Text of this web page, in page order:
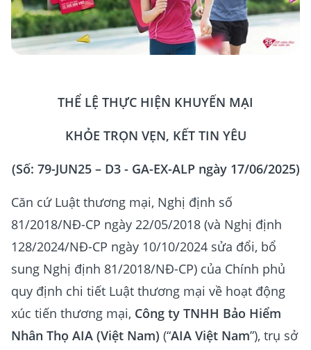
THỂ LỆ THỰC HIỆN KHUYẾN MẠI
KHỎE TRỌN VẸN, KẾT TIN YÊU
(Số: 79-JUN25 – D3 - GA-EX-ALP ngày 17/06/2025)
Căn cứ Luật thương mại, Nghị định số
81/2018/NĐ-CP ngày 22/05/2018 (và Nghị định
128/2024/NĐ-CP ngày 10/10/2024 sửa đổi, bổ
sung Nghị định 81/2018/NĐ-CP) của Chính phủ
quy định chi tiết Luật thương mại về hoạt động
xúc tiến thương mại, Công ty TNHH Bảo Hiểm
Nhân Thọ AIA (Việt Nam) (“AIA Việt Nam”), trụ sở